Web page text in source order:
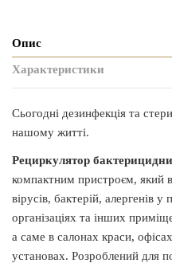
Опис
Характеристики
Сьогодні дезинфекція та
нашому житті.
Рециркулятор
компактним пристроєм, який
вірусів, бактерій, алергенів
організаціях та інших
а саме в салонах краси,
установах. Розроблений для